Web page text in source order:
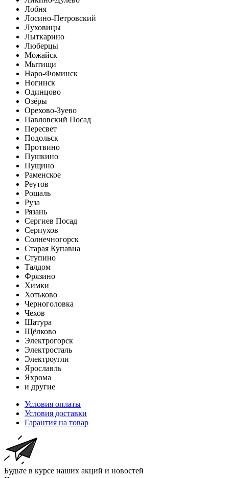
Лобня
Лосино-Петровский
Луховицы
Лыткарино
Люберцы
Можайск
Мытищи
Наро-Фоминск
Ногинск
Одинцово
Озёры
Орехово-Зуево
Павловский Посад
Пересвет
Подольск
Протвино
Пушкино
Пущино
Раменское
Реутов
Рошаль
Руза
Рязань
Сергиев Посад
Серпухов
Солнечногорск
Старая Купавна
Ступино
Талдом
Фрязино
Химки
Хотьково
Черноголовка
Чехов
Шатура
Щёлково
Электрогорск
Электросталь
Электроугли
Ярославль
Яхрома
и другие
Условия оплаты
Условия доставки
Гарантия на товар
Будьте в курсе наших акций и новостей